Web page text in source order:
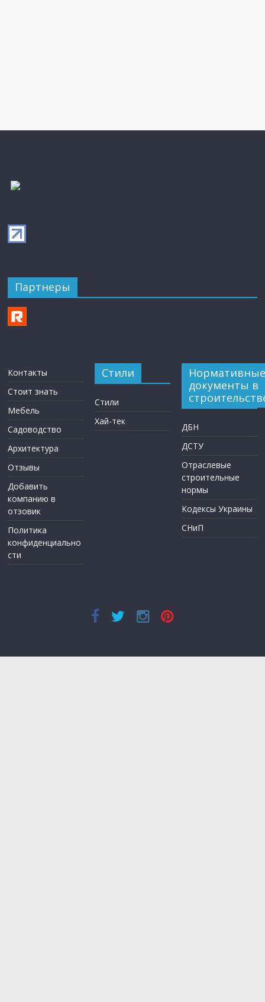
Партнеры
Контакты
Стоит знать
Мебель
Садоводство
Архитектура
Отзывы
Добавить
компанию в
отзовик
Политика
конфиденциально
сти
Стили
Стили
Хай-тек
Нормативные
документы в
ДБН
ДСТУ
Отраслевые
строительные
нормы
Кодексы Украины
СНиП